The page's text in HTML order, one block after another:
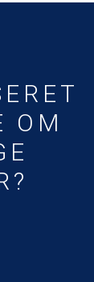
OM